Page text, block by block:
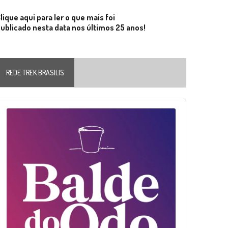
aqui para ler o que mais foi
nesta data nos últimos 25 anos!
REDE TREK BRASILIS
Player